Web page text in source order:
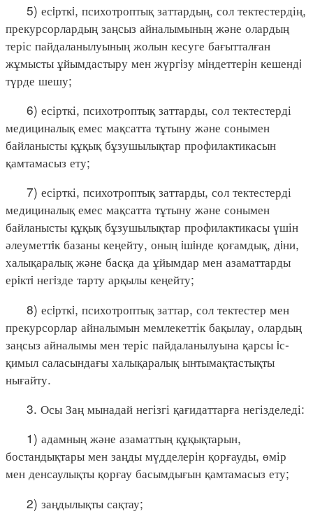
5) есiрткi, психотроптық заттардың, сол тектестердің,
прекурсорлардың заңсыз айналымының және олардың
теріс пайдаланылуының жолын кесуге бағытталған
жұмысты ұйымдастыру мен жүргiзу мiндеттерiн кешендi
түрде шешу;
6) есірткі, психотроптық заттарды, сол тектестерді
медициналық емес мақсатта тұтыну және сонымен
байланысты құқық бұзушылықтар профилактикасын
қамтамасыз ету;
7) есірткі, психотроптық заттарды, сол тектестерді
медициналық емес мақсатта тұтыну және сонымен
байланысты құқық бұзушылықтар профилактикасы үшін
әлеуметтiк базаны кеңейту, оның iшiнде қоғамдық, дiни,
халықаралық және басқа да ұйымдар мен азаматтарды
ерiктi негiзде тарту арқылы кеңейту;
8) есiрткi, психотроптық заттар, сол тектестер мен
прекурсорлар айналымын мемлекеттік бақылау, олардың
заңсыз айналымы мен теріс пайдаланылуына қарсы iс-
қимыл саласындағы халықаралық ынтымақтастықты
нығайту.
3. Осы Заң мынадай негізгі қағидаттарға негізделеді:
1) адамның және азаматтың құқықтарын,
бостандықтары мен заңды мүдделерін қорғауды, өмір
мен денсаулықты қорғау басымдығын қамтамасыз ету;
2) заңдылықты сақтау;